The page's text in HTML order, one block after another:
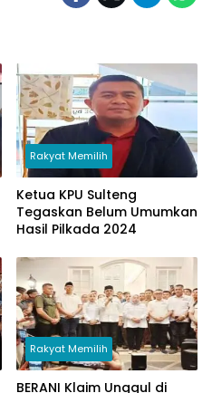
Rakyat Memilih
Ketua KPU Sulteng
Tegaskan Belum Umumkan
Hasil Pilkada 2024
Rakyat Memilih
BERANI Klaim Unggul di